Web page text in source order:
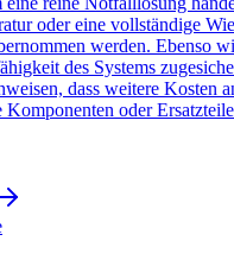
oder eine vollständige
werden. Ebenso
des Systems
dass weitere Kosten
oder